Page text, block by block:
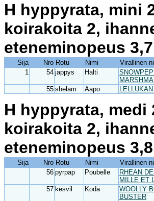
H hyppyrata, mini
koirakoita 2,
eteneminopeus
Sija Nro Rotu Nimi Virallinen
1
54 jappys Halti
55 shelam Aapo
H hyppyrata, medi
koirakoita 2,
eteneminopeus
Sija Nro Rotu Nimi Virallinen
56 pyrpap Poubelle
RHEAN
MILLE ET
57 kesvil Koda
WOOLLY
BUSTER